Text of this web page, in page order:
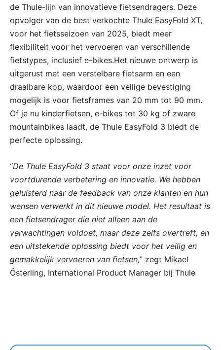
de Thule-lijn van innovatieve fietsendragers. Deze
opvolger van de best verkochte Thule EasyFold XT,
voor het fietsseizoen van 2025, biedt meer
flexibiliteit voor het vervoeren van verschillende
fietstypes, inclusief e-bikes.Het nieuwe ontwerp is
uitgerust met een verstelbare fietsarm en een
draaibare kop, waardoor een veilige bevestiging
mogelijk is voor fietsframes van 20 mm tot 90 mm.
Of je nu kinderfietsen, e-bikes tot 30 kg of zware
mountainbikes laadt, de Thule EasyFold 3 biedt de
perfecte oplossing.
“De Thule EasyFold 3 staat voor onze inzet voor
voortdurende verbetering en innovatie. We hebben
geluisterd naar de feedback van onze klanten en hun
wensen verwerkt in dit nieuwe model. Het resultaat is
een fietsendrager die niet alleen aan de
verwachtingen voldoet, maar deze zelfs overtreft, en
een uitstekende oplossing biedt voor het veilig en
gemakkelijk vervoeren van fietsen,” zegt Mikael
Österling, International Product Manager bij Thule